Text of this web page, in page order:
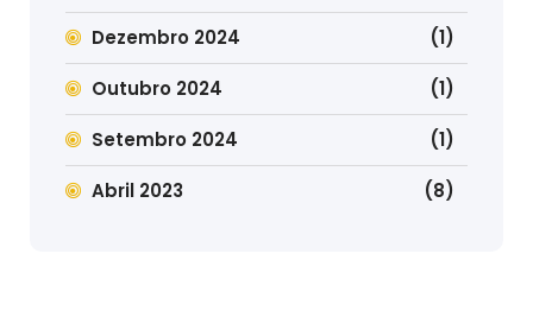
Dezembro 2024 (1)
Outubro 2024 (1)
Setembro 2024 (1)
Abril 2023 (8)